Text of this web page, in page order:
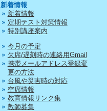
新着情報
新着情報
定期テスト対策情報
特別講座案内
今月の予定
欠席/遅刻時の連絡用Gmail
携帯メールアドレス登録変
更の方法
台風や災害時の対応
空席情報
教育情報リンク集
教師募集